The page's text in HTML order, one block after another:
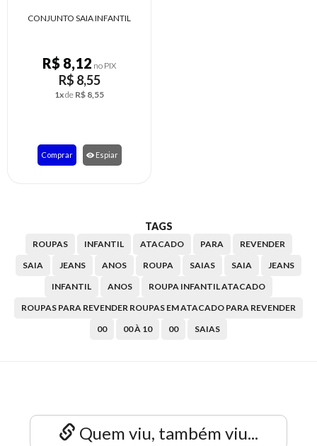
CONJUNTO SAIA INFANTIL
R$ 8,12 no PIX
R$ 8,55
1xde R$ 8,55
Comprar Espiar
TAGS
ROUPAS INFANTIL ATACADO PARA
REVENDER
SAIA
JEANS ANOS ROUPA SAIAS SAIA
JEANS
INFANTIL
ANOS
ROUPA INFANTIL ATACADO
ROUPAS PARA REVENDER ROUPAS EM ATACADO PARA REVENDER
00
00 À 10 00 SAIAS
Quem viu, também viu...